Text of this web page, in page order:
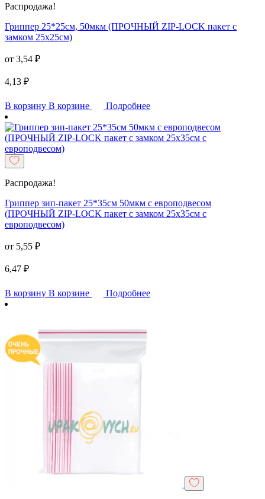
Распродажа!
Гриппер 25*25см, 50мкм (ПРОЧНЫЙ ZIP-LOCK пакет с
замком 25х25см)
от 3,54 ₽
4,13 ₽
В корзину В корзине Подробнее
Распродажа!
Гриппер зип-пакет 25*35см 50мкм с европодвесом
(ПРОЧНЫЙ ZIP-LOCK пакет с замком 25х35см с
европодвесом)
от 5,55 ₽
6,47 ₽
В корзину В корзине Подробнее